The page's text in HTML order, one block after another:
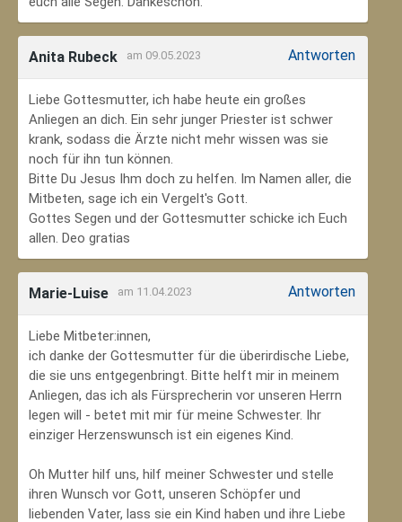
Anita Rubeck am 09.05.2023 Antworten
Liebe Gottesmutter, ich habe heute ein großes
Anliegen an dich. Ein sehr junger Priester ist schwer
krank, sodass die Ärzte nicht mehr wissen was sie
noch für ihn tun können.
Bitte Du Jesus Ihm doch zu helfen. Im Namen aller, die
Mitbeten, sage ich ein Vergelt's Gott.
Gottes Segen und der Gottesmutter schicke ich Euch
allen. Deo gratias
Marie-Luise am 11.04.2023 Antworten
Liebe Mitbeter:innen,
ich danke der Gottesmutter für die überirdische Liebe,
die sie uns entgegenbringt. Bitte helft mir in meinem
Anliegen, das ich als Fürsprecherin vor unseren Herrn
legen will - betet mit mir für meine Schwester. Ihr
einziger Herzenswunsch ist ein eigenes Kind.
Oh Mutter hilf uns, hilf meiner Schwester und stelle
ihren Wunsch vor Gott, unseren Schöpfer und
liebenden Vater, lass sie ein Kind haben und ihre Liebe